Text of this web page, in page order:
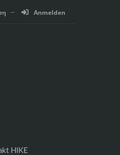
Anmelden
HIKE